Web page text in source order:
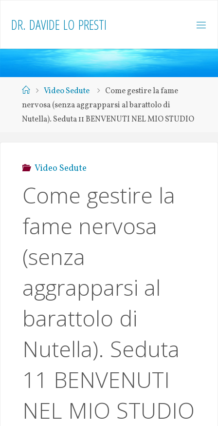
DR. DAVIDE LO PRESTI
Video Sedute
Come gestire la fame
nervosa (senza aggrapparsi al barattolo di
Nutella). Seduta 11 BENVENUTI NEL MIO STUDIO
Video Sedute
Come gestire la
fame nervosa
(senza
aggrapparsi al
barattolo di
Nutella). Seduta
11 BENVENUTI
NEL MIO STUDIO